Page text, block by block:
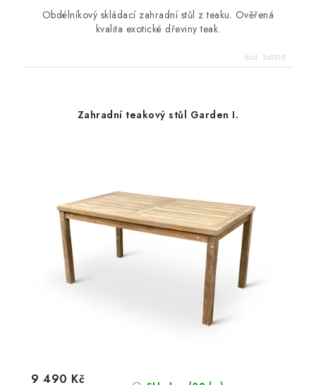
Obdélníkový skládací zahradní stůl z teaku. Ověřená
kvalita exotické dřeviny teak.
Kód: 345915
Zahradní teakový stůl Garden I.
9 490 Kč